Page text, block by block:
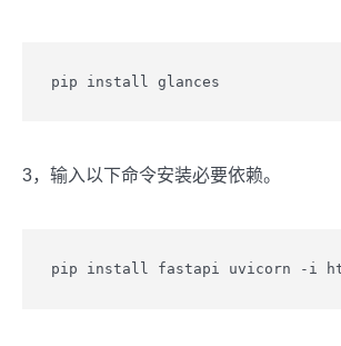
pip install glances
3，输入以下命令安装必要依赖。
pip install fastapi uvicorn -i